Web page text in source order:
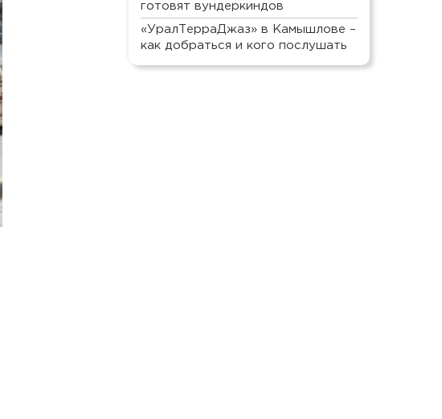
готовят вундеркиндов
«УралТерраДжаз» в Камышлове –
как добраться и кого послушать